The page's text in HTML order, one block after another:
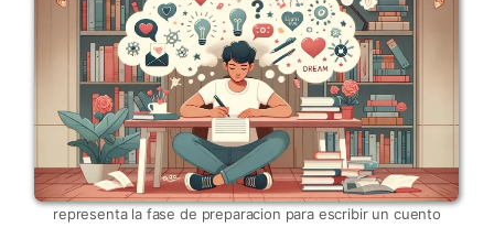
representa la fase de preparacion para escribir un cuento